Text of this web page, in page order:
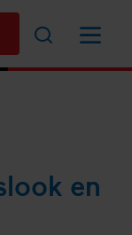
en